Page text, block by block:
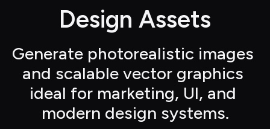
Design Assets
Generate photorealistic images
and scalable vector graphics
ideal for marketing, UI, and
modern design systems.